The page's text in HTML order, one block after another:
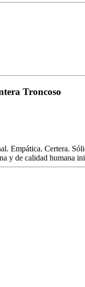
Troncoso
Empática. Certera.
y de calidad humana